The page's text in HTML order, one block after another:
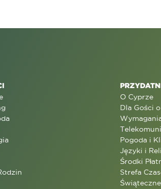
O Cyprze
Dla Gości
Pogoda i
Języki i
Środki
Strefa
Świąteczne